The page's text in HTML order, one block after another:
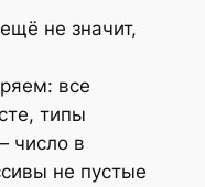
не значит,
все
типы
число в
не пустые